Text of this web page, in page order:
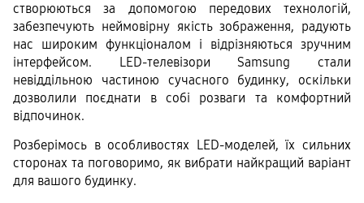
створюються за допомогою передових технологій,
забезпечують неймовірну якість зображення, радують
нас широким функціоналом і відрізняються зручним
інтерфейсом. LED-телевізори Samsung стали
невіддільною частиною сучасного будинку, оскільки
дозволили поєднати в собі розваги та комфортний
відпочинок.
Розберімось в особливостях LED-моделей, їх сильних
сторонах та поговоримо, як вибрати найкращий варіант
для вашого будинку.